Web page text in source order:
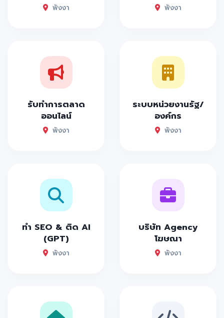
พังงา พังงา
รับทำการตลาด
ออนไลน์
พังงา
ระบบหน่วยงานรัฐ/
องค์กร
พังงา
ทำ SEO & ติด AI
(GPT)
พังงา
บริษัท Agency
โฆษณา
พังงา